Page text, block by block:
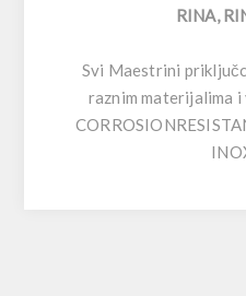
RINA,
Svi Maestrini
raznim materijalima